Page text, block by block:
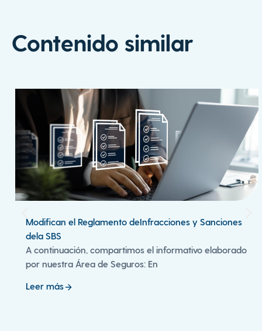
Contenido similar
Modifican el Reglamento deInfracciones y Sanciones
dela SBS
A continuación, compartimos el informativo elaborado
por nuestra Área de Seguros: En
Leer más